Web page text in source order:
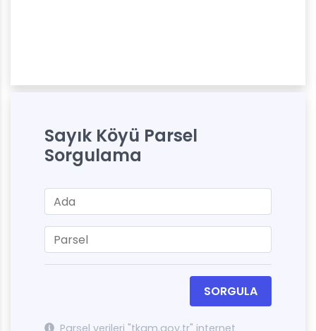
Sayık Köyü Parsel
Sorgulama
SORGULA
Parsel verileri "tkgm.gov.tr" internet